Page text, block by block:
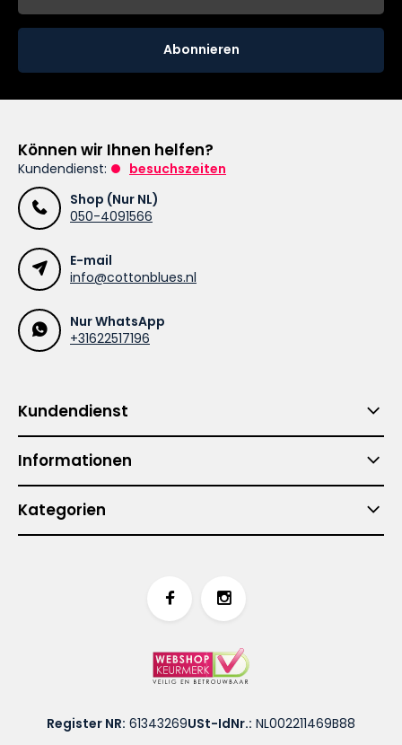
Abonnieren
Können wir Ihnen helfen?
Kundendienst:
besuchszeiten
Shop (Nur NL)
050-4091566
E-mail
info@cottonblues.nl
Nur WhatsApp
+31622517196
Kundendienst
Informationen
Kategorien
Register NR: 61343269USt-IdNr.: NL002211469B88